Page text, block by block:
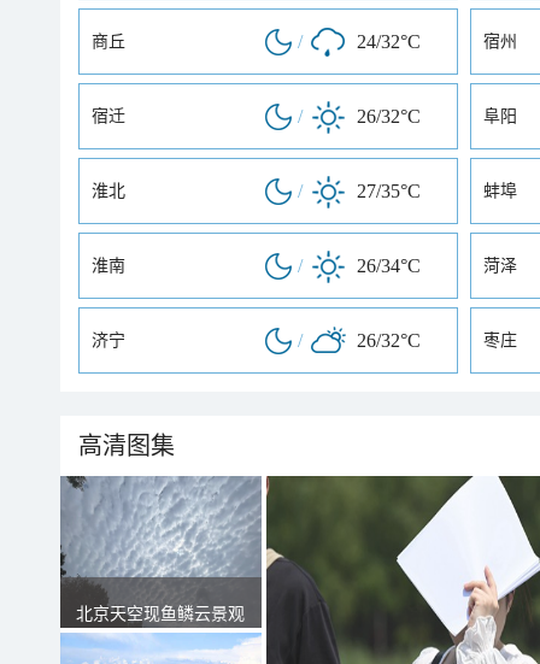
商丘 / 24/32°C 宿州
宿迁 / 26/32°C 阜阳
淮北 / 27/35°C 蚌埠
淮南 / 26/34°C 菏泽
济宁 / 26/32°C 枣庄
高清图集
北京天空现鱼鳞云景观